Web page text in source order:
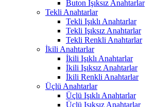
Buton Işıksız Anahtarlar
Tekli Anahtarlar
Tekli Işıklı Anahtarlar
Tekli Işıksız Anahtarlar
Tekli Renkli Anahtarlar
İkili Anahtarlar
İkili Işıklı Anahtarlar
İkili Işıksız Anahtarlar
İkili Renkli Anahtarlar
Üçlü Anahtarlar
Üçlü Işıklı Anahtarlar
Üçlü Işıksız Anahtarlar